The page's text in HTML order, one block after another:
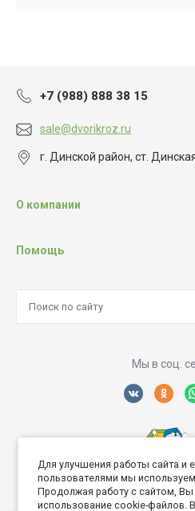
+7 (988) 888 38 15
sale@dvorikroz.ru
г. Динской район, ст.
О компании
Помощь
Мы в соц.
Для улучшения работы сайта и
пользователями мы
Продолжая работу с сайтом,
использование cookie-файлов.